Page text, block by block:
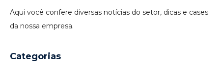
Aqui você confere diversas notícias do setor, dicas e cases
da nossa empresa.
Categorias